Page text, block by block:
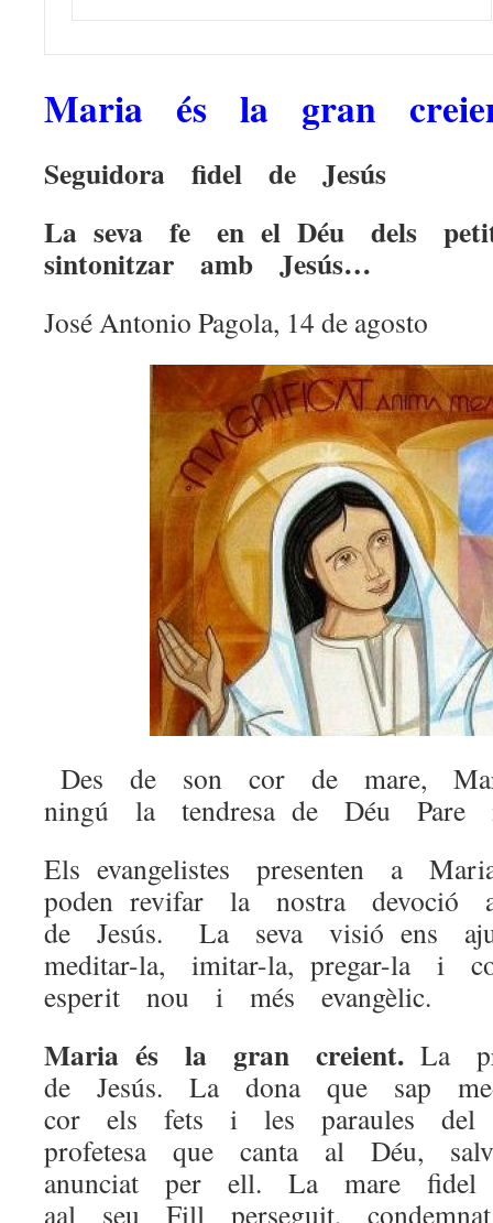
Maria és la gran
Seguidora fidel de Jesús
La seva fe en el Déu dels
sintonitzar amb Jesús…
José Antonio Pagola, 14 de agosto
Des de son cor de mare,
ningú la tendresa de Déu Pare
Els evangelistes presenten a
poden revifar la nostra
de Jesús. La seva visió ens
meditar-la, imitar-la, pregar-la i
esperit nou i més evangèlic.
Maria és la gran creient. La
de Jesús. La dona que sap
cor els fets i les paraules
profetesa que canta al Déu,
anunciat per ell. La mare
aal seu Fill perseguit,